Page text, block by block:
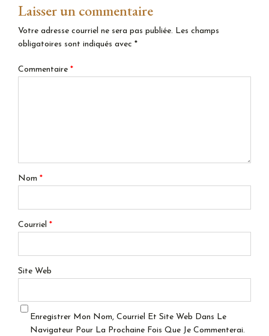
Laisser un commentaire
Votre adresse courriel ne sera pas publiée. Les champs
obligatoires sont indiqués avec *
Commentaire *
Nom *
Courriel *
Site Web
Enregistrer Mon Nom, Courriel Et Site Web Dans Le
Navigateur Pour La Prochaine Fois Que Je Commenterai.